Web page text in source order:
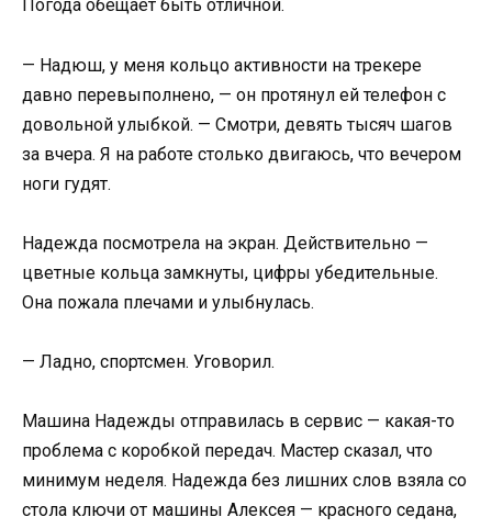
Погода обещает быть отличной.
— Надюш, у меня кольцо активности на трекере
давно перевыполнено, — он протянул ей телефон с
довольной улыбкой. — Смотри, девять тысяч шагов
за вчера. Я на работе столько двигаюсь, что вечером
ноги гудят.
Надежда посмотрела на экран. Действительно —
цветные кольца замкнуты, цифры убедительные.
Она пожала плечами и улыбнулась.
— Ладно, спортсмен. Уговорил.
Машина Надежды отправилась в сервис — какая-то
проблема с коробкой передач. Мастер сказал, что
минимум неделя. Надежда без лишних слов взяла со
стола ключи от машины Алексея — красного седана,